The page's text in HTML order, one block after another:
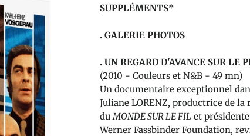
SUPPLÉMENTS*
. GALERIE PHOTOS
. UN REGARD D'AVANCE SUR LE
(2010 - Couleurs et N&B - 49 mn)
Un documentaire exceptionnel
Juliane LORENZ, productrice de la
duMONDE SUR LE FILet
Werner Fassbinder Foundation,